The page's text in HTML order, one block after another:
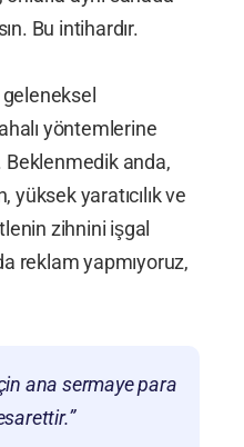
Bu intihardır.
yöntemlerine
Beklenmedik anda,
yaratıcılık ve
zihnini işgal
reklam yapmıyoruz,
ana sermaye para